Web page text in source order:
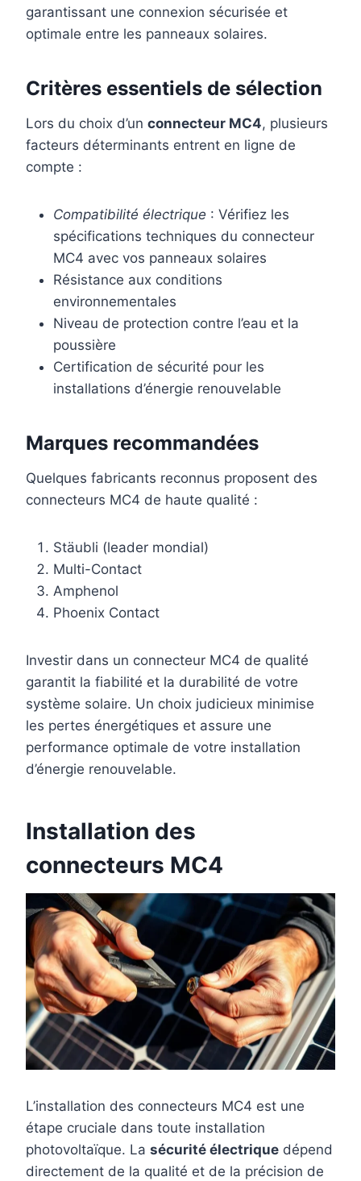
garantissant une connexion sécurisée et
optimale entre les panneaux solaires.
Critères essentiels de sélection
Lors du choix d’un connecteur MC4, plusieurs
facteurs déterminants entrent en ligne de
compte :
Compatibilité électrique : Vérifiez les
spécifications techniques du connecteur
MC4 avec vos panneaux solaires
Résistance aux conditions
environnementales
Niveau de protection contre l’eau et la
poussière
Certification de sécurité pour les
installations d’énergie renouvelable
Marques recommandées
Quelques fabricants reconnus proposent des
connecteurs MC4 de haute qualité :
Stäubli (leader mondial)
Multi-Contact
Amphenol
Phoenix Contact
Investir dans un connecteur MC4 de qualité
garantit la fiabilité et la durabilité de votre
système solaire. Un choix judicieux minimise
les pertes énergétiques et assure une
performance optimale de votre installation
d’énergie renouvelable.
Installation des
connecteurs MC4
L’installation des connecteurs MC4 est une
étape cruciale dans toute installation
photovoltaïque. La sécurité électrique dépend
directement de la qualité et de la précision de